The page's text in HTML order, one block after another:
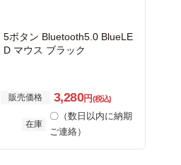
5ボタン Bluetooth5.0 BlueLE
D マウス ブラック
販売価格 3,280円(税込)
在庫
〇（数日以内に納期
ご連絡）